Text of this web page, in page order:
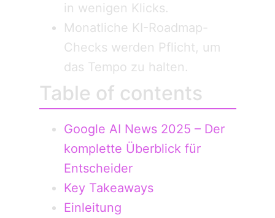
in wenigen Klicks.
Monatliche KI-Roadmap-
Checks werden Pflicht, um
das Tempo zu halten.
Table of contents
Google AI News 2025 – Der
komplette Überblick für
Entscheider
Key Takeaways
Einleitung